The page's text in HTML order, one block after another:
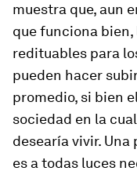
muestra que, aun
que funciona
redituables para
pueden hacer
promedio, si bien
sociedad en la
desearía vivir.
es a todas luces